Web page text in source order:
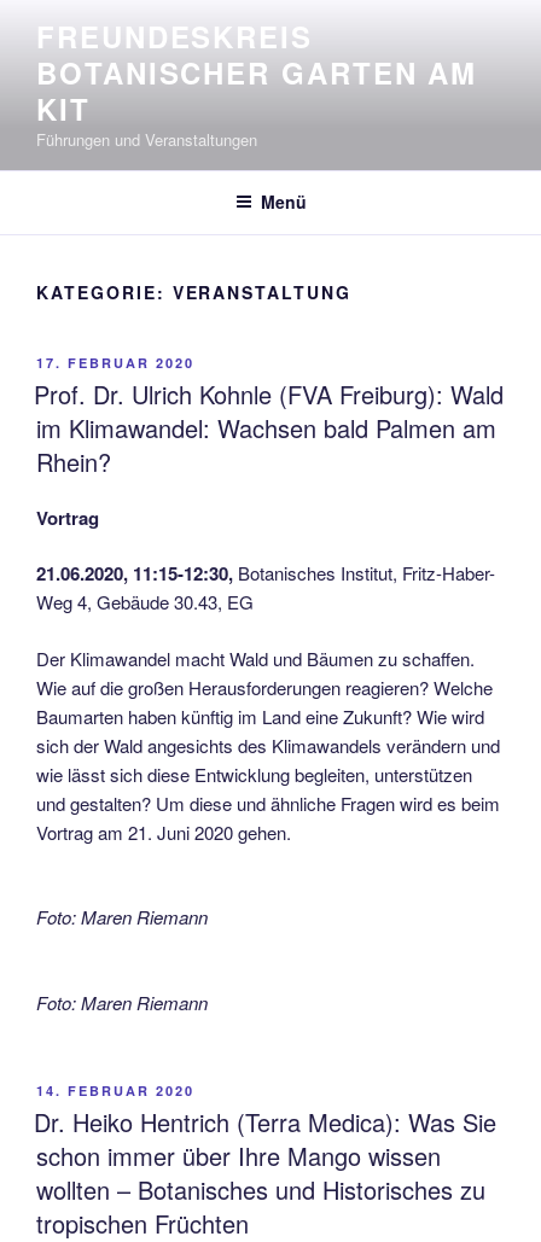
springen
FREUNDESKREIS
BOTANISCHER GARTEN AM
KIT
Führungen und Veranstaltungen
Menü
KATEGORIE: VERANSTALTUNG
VERÖFFENTLICHT
AM
17. FEBRUAR 2020
Prof. Dr. Ulrich Kohnle (FVA Freiburg): Wald
im Klimawandel: Wachsen bald Palmen am
Rhein?
Vortrag
21.06.2020, 11:15-12:30, Botanisches Institut, Fritz-Haber-
Weg 4, Gebäude 30.43, EG
Der Klimawandel macht Wald und Bäumen zu schaffen.
Wie auf die großen Herausforderungen reagieren? Welche
Baumarten haben künftig im Land eine Zukunft? Wie wird
sich der Wald angesichts des Klimawandels verändern und
wie lässt sich diese Entwicklung begleiten, unterstützen
und gestalten? Um diese und ähnliche Fragen wird es beim
Vortrag am 21. Juni 2020 gehen.
Foto: Maren Riemann
Foto: Maren Riemann
VERÖFFENTLICHT
AM
14. FEBRUAR 2020
Dr. Heiko Hentrich (Terra Medica): Was Sie
schon immer über Ihre Mango wissen
wollten – Botanisches und Historisches zu
tropischen Früchten